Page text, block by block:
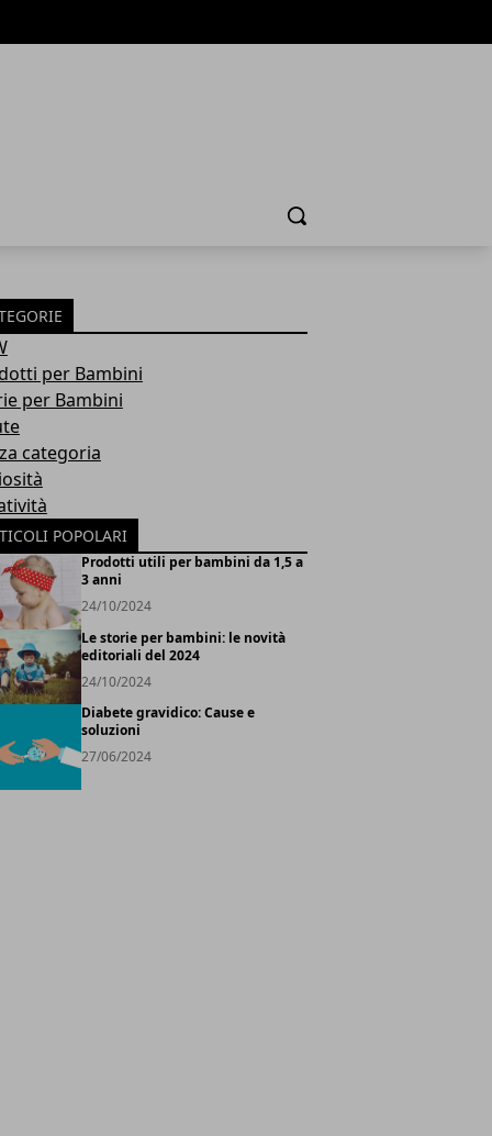
Cerca
per Bambini
per Bambini
categoria
POPOLARI
Prodotti utili per bambini da 1,5 a
3 anni
24/10/2024
Le storie per bambini: le novità
editoriali del 2024
24/10/2024
Diabete gravidico: Cause e
soluzioni
27/06/2024